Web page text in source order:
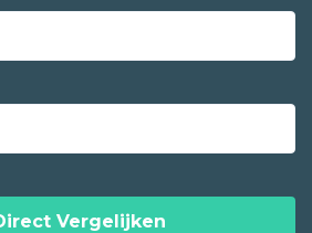
Vergelijken